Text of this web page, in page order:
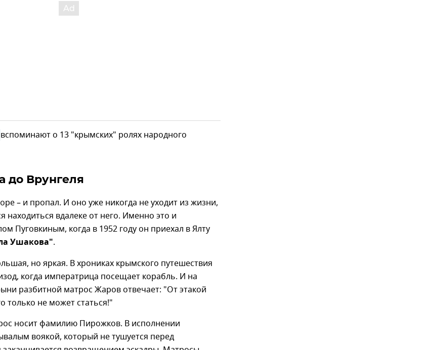
вспоминают о 13 "крымских" ролях народного
до Врунгеля
– и пропал. И оно уже никогда не уходит из жизни,
находиться вдалеке от него. Именно это и
Пуговкиным, когда в 1952 году он приехал в Ялту
Ушакова".
но яркая. В хрониках крымского путешествия
когда императрица посещает корабль. И на
разбитной матрос Жаров отвечает: "От этакой
только не может статься!"
носит фамилию Пирожков. В исполнении
воякой, который не тушуется перед